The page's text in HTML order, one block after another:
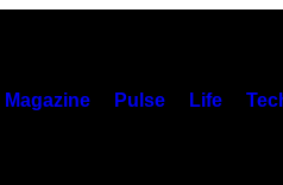
Magazine Pulse Life